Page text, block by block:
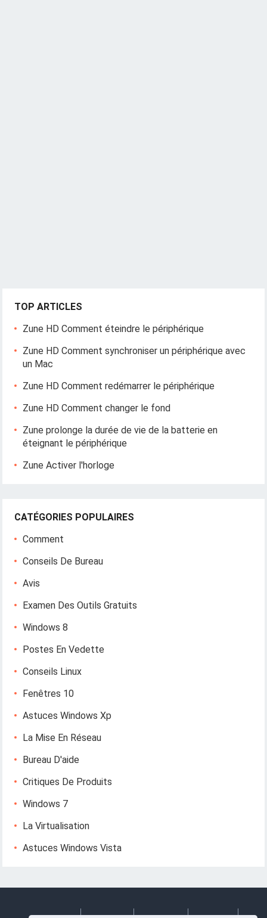
TOP ARTICLES
Zune HD Comment éteindre le périphérique
Zune HD Comment synchroniser un périphérique avec
un Mac
Zune HD Comment redémarrer le périphérique
Zune HD Comment changer le fond
Zune prolonge la durée de vie de la batterie en
éteignant le périphérique
Zune Activer l'horloge
CATÉGORIES POPULAIRES
Comment
Conseils De Bureau
Avis
Examen Des Outils Gratuits
Windows 8
Postes En Vedette
Conseils Linux
Fenêtres 10
Astuces Windows Xp
La Mise En Réseau
Bureau D'aide
Critiques De Produits
Windows 7
La Virtualisation
Astuces Windows Vista